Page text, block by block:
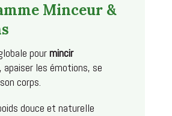
Minceur &
pourmincir
apaiser les émotions, se
corps.
douce et naturelle